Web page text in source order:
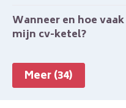
Wanneer en hoe vaak controleert Intermaris
mijn cv-ketel?
Meer (34)